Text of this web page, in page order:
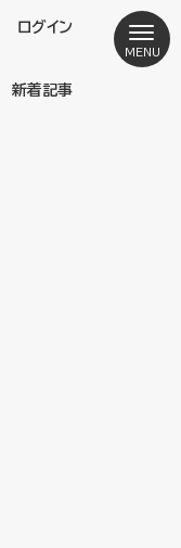
ログイン
新着記事